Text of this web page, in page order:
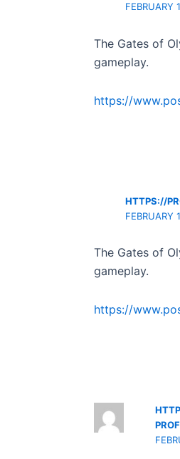
FEBRUARY
The Gates of
gameplay.
https://
HTTPS://
FEBRUARY
The Gates of
gameplay.
https://